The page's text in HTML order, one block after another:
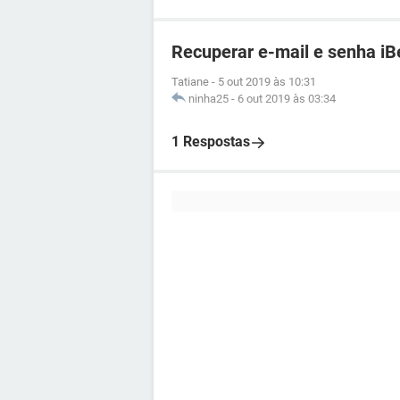
Recuperar e-mail e senha
Tatiane - 5 out 2019 às 10:31
ninha25 - 6 out 2019 às 03:34
1 Respostas